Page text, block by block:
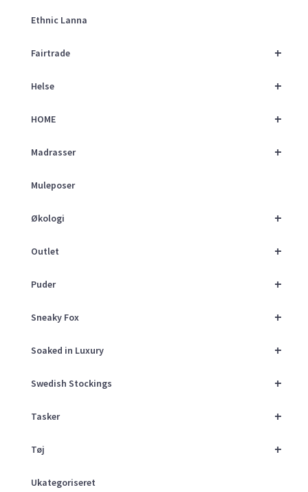
Ethnic Lanna
+
Fairtrade
+
Helse
+
HOME
+
Madrasser
Muleposer
+
Økologi
+
Outlet
+
Puder
+
Sneaky Fox
+
Soaked in Luxury
+
Swedish Stockings
+
Tasker
+
Tøj
Ukategoriseret